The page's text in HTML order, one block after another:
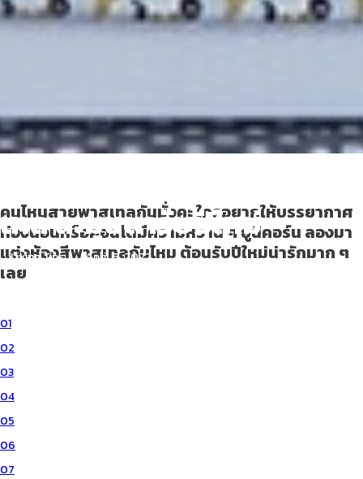
เทล ละมุนตารับปีใหม่
Living Tips April 6, 2022
คนไหนสายพาสเทลกันมั่งคะ ใครอยากให้บรรยากาศ
ห้องนอนหรือคอนโดมีความหวาน ๆ ยูนิคอร์น ลองมา
แต่งห้องสีพาสเทลกันไหม ต้อนรับปีใหม่น่ารักมาก ๆ
เลย
01
02
03
04
05
06
07